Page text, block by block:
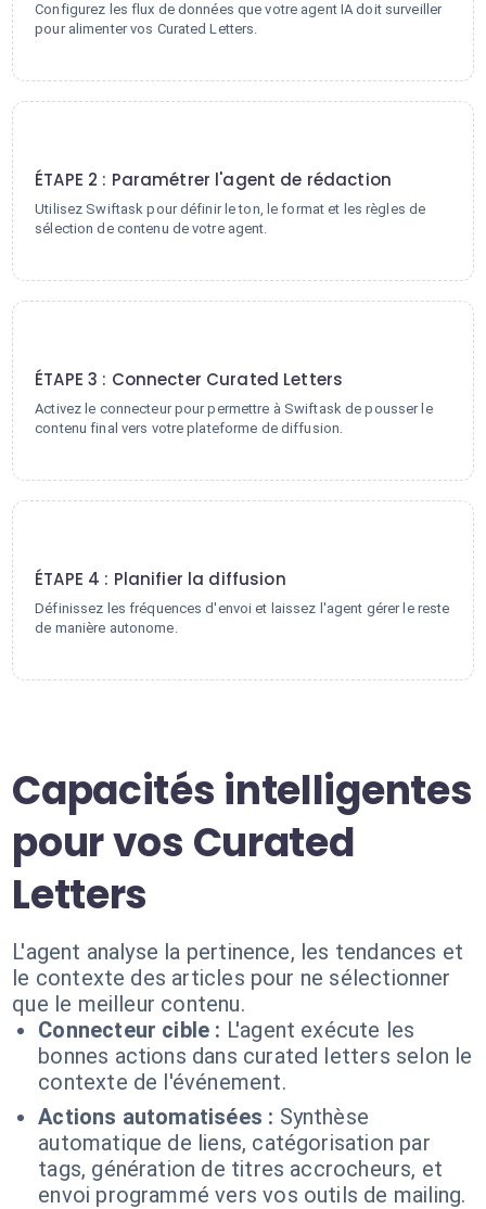
Configurez les flux de données que votre agent IA doit surveiller
pour alimenter vos Curated Letters.
ÉTAPE 2 : Paramétrer l'agent de rédaction
Utilisez Swiftask pour définir le ton, le format et les règles de
sélection de contenu de votre agent.
ÉTAPE 3 : Connecter Curated Letters
Activez le connecteur pour permettre à Swiftask de pousser le
contenu final vers votre plateforme de diffusion.
ÉTAPE 4 : Planifier la diffusion
Définissez les fréquences d'envoi et laissez l'agent gérer le reste
de manière autonome.
Capacités intelligentes
pour vos Curated
Letters
L'agent analyse la pertinence, les tendances et
le contexte des articles pour ne sélectionner
que le meilleur contenu.
Connecteur cible : L'agent exécute les
bonnes actions dans curated letters selon le
contexte de l'événement.
Actions automatisées : Synthèse
automatique de liens, catégorisation par
tags, génération de titres accrocheurs, et
envoi programmé vers vos outils de mailing.